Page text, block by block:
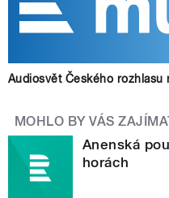
Audiosvět Českého rozhlasu
MOHLO BY VÁS
Anenská
horách